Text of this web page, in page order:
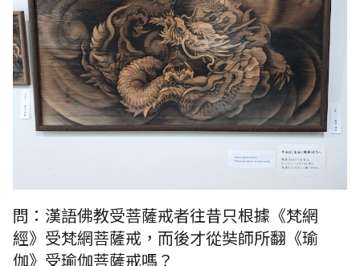
問：漢語佛教受菩薩戒者往昔只根據《梵網
經》受梵網菩薩戒，而後才從奘師所翻《瑜
伽》受瑜伽菩薩戒嗎？